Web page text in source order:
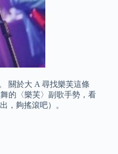
關於大 A 尋找樂芙這條
的〈樂芙〉副歌手勢️，看
，夠搖滾吧）。